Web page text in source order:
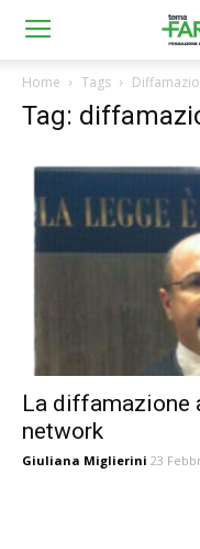
Home Tags
Tag:
La diffamazione
network
Giuliana Miglierini 23